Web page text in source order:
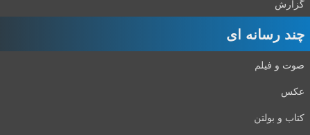
گزارش
چند رسانه ای
صوت و فیلم
عکس
کتاب و بولتن